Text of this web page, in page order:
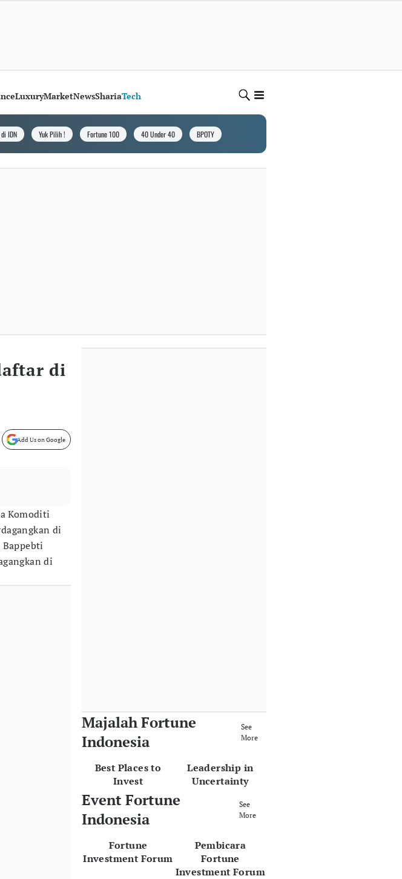
LuxuryMarketNewsShariaTech
IDN Yuk Pilih ! Fortune 100 40 Under 40 BPOTY
di
Add Us on Google
Komoditi
di
di
Majalah Fortune
Indonesia
See
More
Best Places to
Invest
Leadership in
Uncertainty
Event Fortune
Indonesia
See
More
Fortune
Investment Forum
Pembicara
Fortune
Investment Forum